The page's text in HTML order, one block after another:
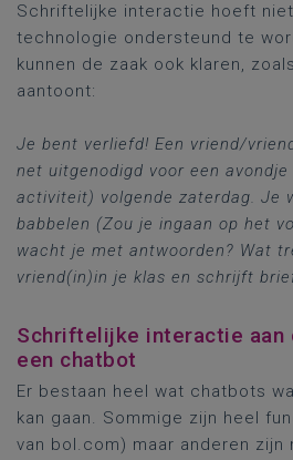
Schriftelijke interactie hoeft
technologie ondersteund te
kunnen de zaak ook klaren,
aantoont:
Je bent verliefd! Een vriend/
net uitgenodigd voor een
activiteit) volgende zaterdag. Je
babbelen (Zou je ingaan op het
wacht je met antwoorden? Wat
vriend(in)in je klas en schrijft
Schriftelijke interactie aan
een chatbot
Er bestaan heel wat chatbots
kan gaan. Sommige zijn heel
van bol.com) maar anderen zijn